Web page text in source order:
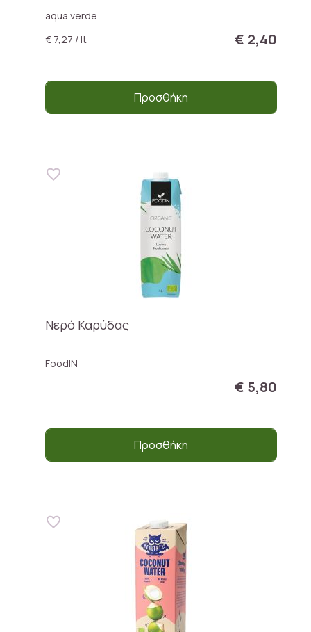
aqua verde
€ 7,27 / lt
€ 2,40
Προσθήκη
Νερό Καρύδας
FoodIN
€ 5,80
Προσθήκη